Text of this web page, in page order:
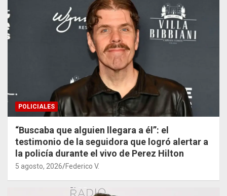
POLICIALES
“Buscaba que alguien llegara a él”: el
testimonio de la seguidora que logró alertar a
la policía durante el vivo de Perez Hilton
5 agosto, 2026 Federico V.